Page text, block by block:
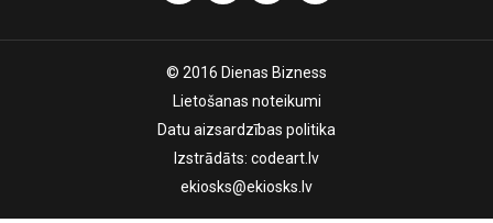
© 2016 Dienas Bizness
Lietošanas noteikumi
Datu aizsardzības politika
Izstrādāts: codeart.lv
ekiosks@ekiosks.lv